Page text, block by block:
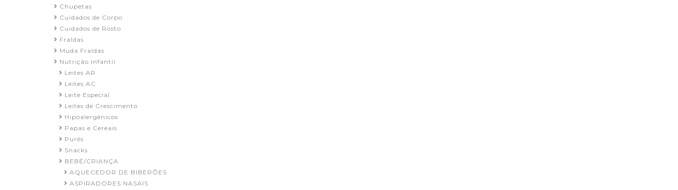
Chupetas
Cuidados de Corpo
Cuidados de Rosto
Fraldas
Muda Fraldas
Nutrição Infantil
Leites AR
Leites AC
Leite Especial
Leites de Crescimento
Hipoalergênicos
Papas e Cereais
Purés
Snacks
BEBÉ/CRIANÇA
AQUECEDOR DE BIBERÕES
ASPIRADORES NASAIS